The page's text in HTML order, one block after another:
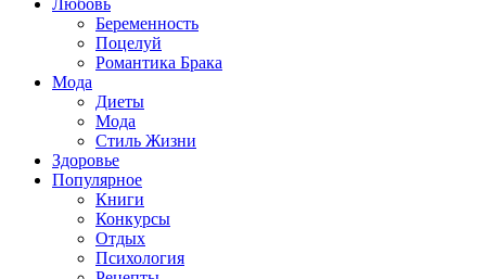
Любовь
Беременность
Поцелуй
Романтика Брака
Мода
Диеты
Мода
Стиль Жизни
Здоровье
Популярное
Книги
Конкурсы
Отдых
Психология